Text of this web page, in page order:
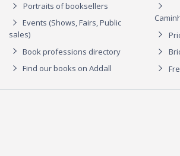
Portraits of booksellers
Events (Shows, Fairs, Public
sales)
Book professions directory
Find our books on Addall